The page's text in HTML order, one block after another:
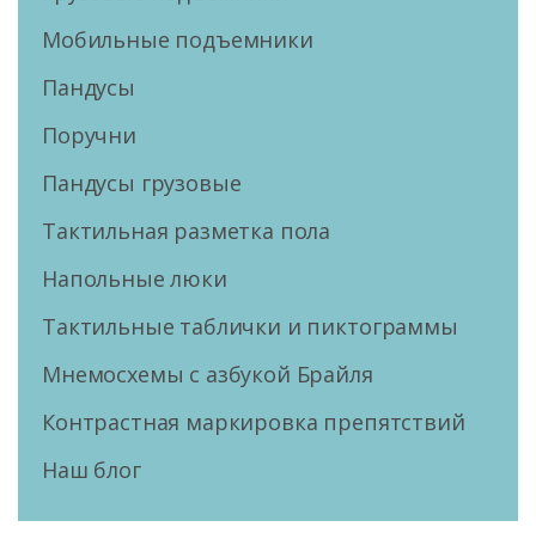
Мобильные подъемники
Пандусы
Поручни
Пандусы грузовые
Тактильная разметка пола
Напольные люки
Тактильные таблички и пиктограммы
Мнемосхемы с азбукой Брайля
Контрастная маркировка препятствий
Наш блог